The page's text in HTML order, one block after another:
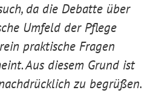
da die Debatte über
Umfeld der Pflege
praktische Fragen
Aus diesem Grund ist
zu begrüßen.